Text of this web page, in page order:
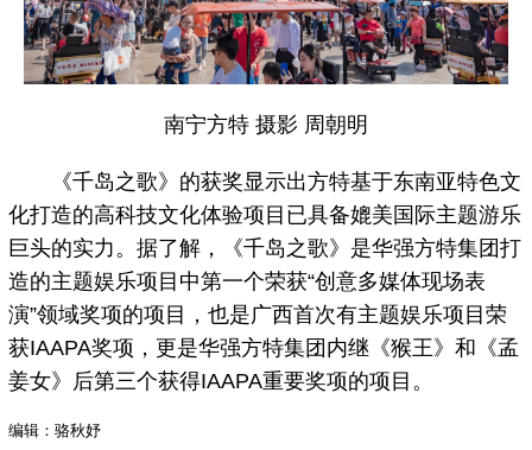
南宁方特 摄影 周朝明
《千岛之歌》的获奖显示出方特基于东南亚特色文
化打造的高科技文化体验项目已具备媲美国际主题游乐
巨头的实力。据了解，《千岛之歌》是华强方特集团打
造的主题娱乐项目中第一个荣获“创意多媒体现场表
演”领域奖项的项目，也是广西首次有主题娱乐项目荣
获IAAPA奖项，更是华强方特集团内继《猴王》和《孟
姜女》后第三个获得IAAPA重要奖项的项目。
编辑：骆秋妤